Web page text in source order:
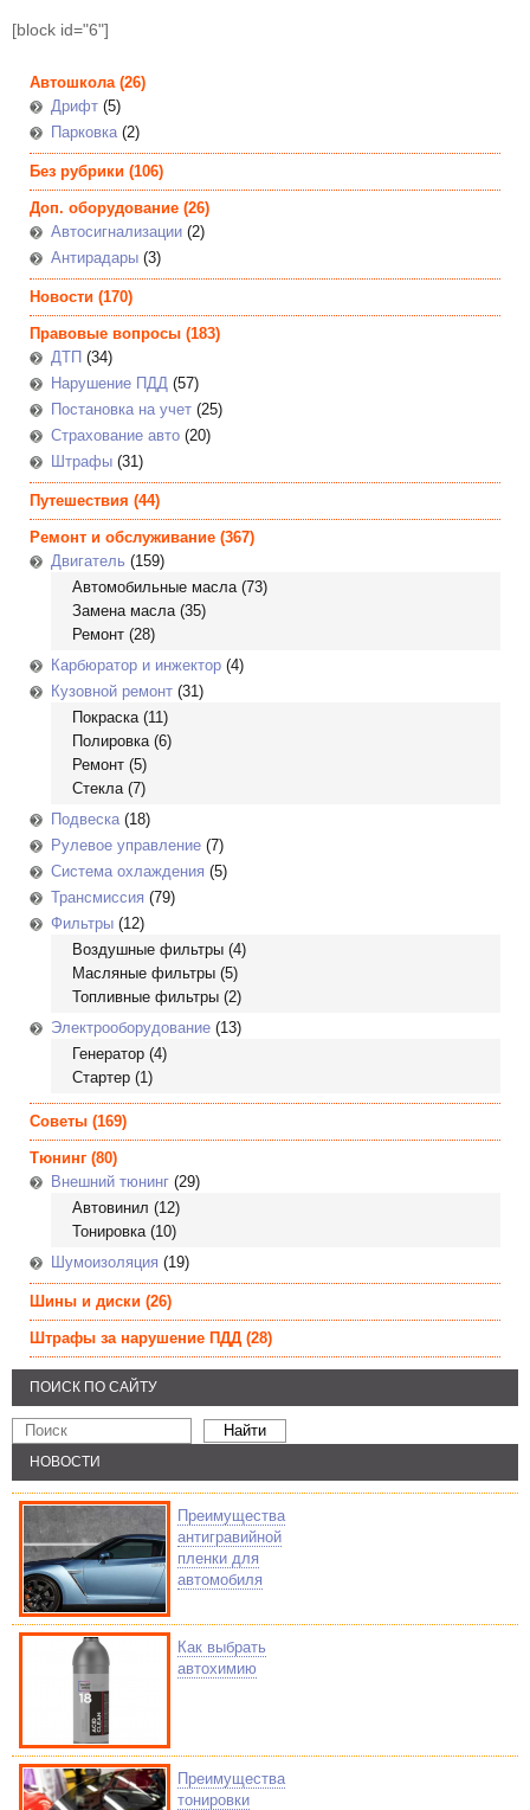
[block id="6"]
Автошкола(26)
Дрифт (5)
Парковка(2)
Без рубрики (106)
Доп. оборудование (26)
Автосигнализации (2)
Антирадары (3)
Новости (170)
Правовые вопросы (183)
ДТП (34)
Нарушение ПДД (57)
Постановка на учет (25)
Страхование авто (20)
Штрафы (31)
Путешествия (44)
Ремонт и обслуживание (367)
Двигатель (159)
Автомобильные масла(73)
Замена масла(35)
Ремонт (28)
Карбюратор и инжектор (4)
Кузовной ремонт (31)
Покраска(11)
Полировка(6)
Ремонт (5)
Стекла(7)
Подвеска(18)
Рулевое управление (7)
Система охлаждения (5)
Трансмиссия (79)
Фильтры (12)
Воздушные фильтры (4)
Масляные фильтры (5)
Топливные фильтры (2)
Электрооборудование (13)
Генератор (4)
Стартер (1)
Советы (169)
Тюнинг (80)
Внешний тюнинг (29)
Автовинил (12)
Тонировка(10)
Шумоизоляция (19)
Шины и диски (26)
Штрафы за нарушение ПДД (28)
ПОИСК ПО САЙТУ
НОВОСТИ
Преимущества
антигравийной
пленки для
автомобиля
Как выбрать
автохимию
Преимущества
тонировки